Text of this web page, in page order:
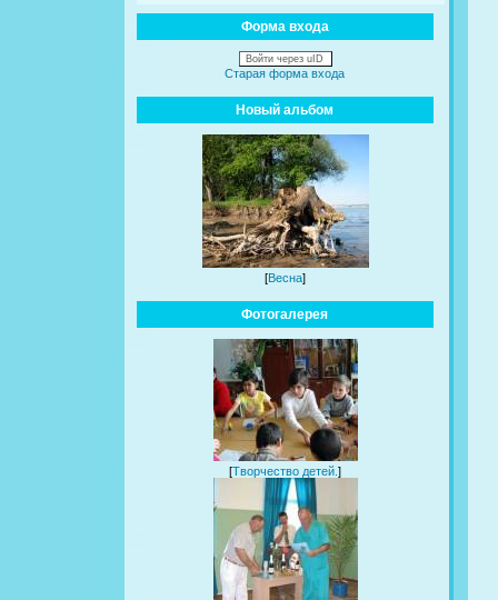
Форма входа
Войти через uID
Старая форма входа
Новый альбом
[Весна]
Фотогалерея
[Творчество детей. ]